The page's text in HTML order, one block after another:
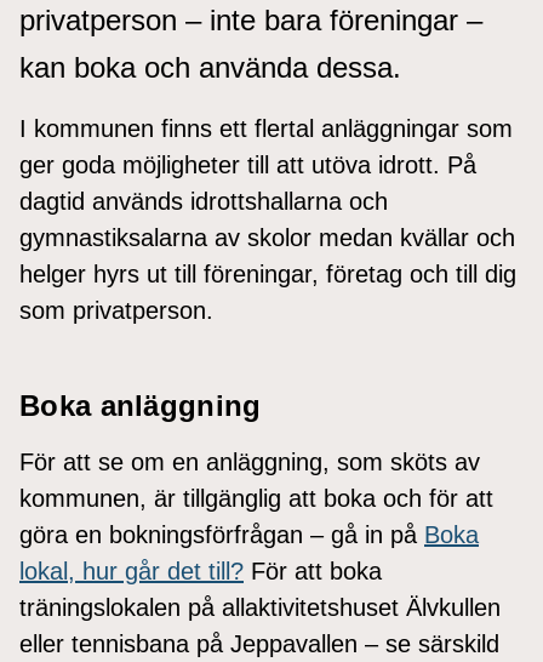
privatperson – inte bara föreningar –
kan boka och använda dessa.
I kommunen finns ett flertal anläggningar som
ger goda möjligheter till att utöva idrott. På
dagtid används idrottshallarna och
gymnastiksalarna av skolor medan kvällar och
helger hyrs ut till föreningar, företag och till dig
som privatperson.
Boka anläggning
För att se om en anläggning, som sköts av
kommunen, är tillgänglig att boka och för att
göra en bokningsförfrågan – gå in på Boka
lokal, hur går det till? För att boka
träningslokalen på allaktivitetshuset Älvkullen
eller tennisbana på Jeppavallen – se särskild